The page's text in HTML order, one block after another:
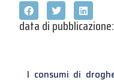
data di pubblicazione:
I consumi di